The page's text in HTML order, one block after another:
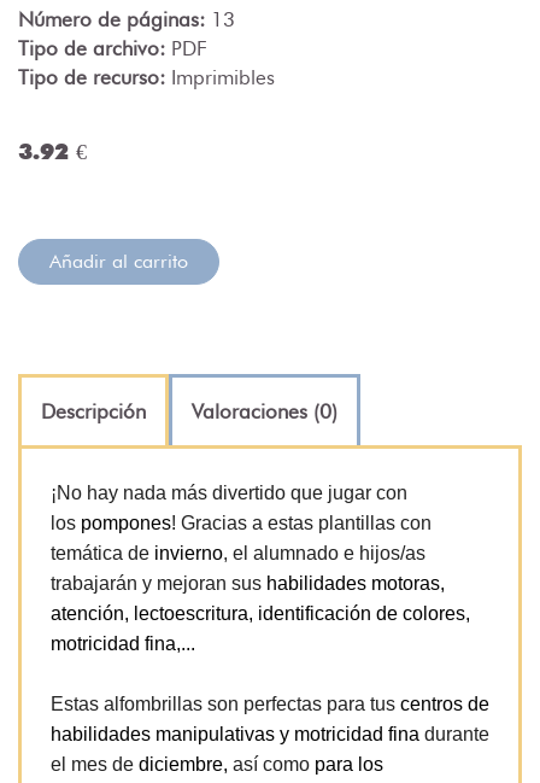
Número de páginas: 13
Tipo de archivo: PDF
Tipo de recurso: Imprimibles
3.92 €
Añadir al carrito
Descripción Valoraciones (0)
¡No hay nada más divertido que jugar con
los pompones! Gracias a estas plantillas con
temática de invierno, el alumnado e hijos/as
trabajarán y mejoran sus habilidades motoras,
atención, lectoescritura, identificación de colores,
motricidad fina,...
Estas alfombrillas son perfectas para tus centros de
habilidades manipulativas y motricidad fina durante
el mes de diciembre, así como para los